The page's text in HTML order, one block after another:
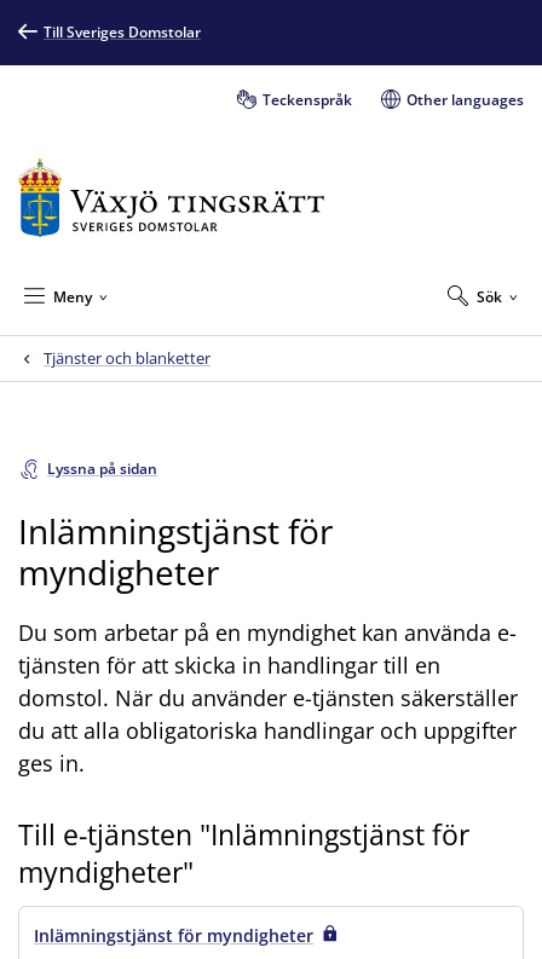
Till Sveriges Domstolar
Teckenspråk Other languages
Sök
Meny
Tjänster och blanketter
Lyssna på sidan
Inlämningstjänst för
myndigheter
Du som arbetar på en myndighet kan använda e-
tjänsten för att skicka in handlingar till en
domstol. När du använder e-tjänsten säkerställer
du att alla obligatoriska handlingar och uppgifter
ges in.
Till e-tjänsten "Inlämningstjänst för
myndigheter"
Inlämningstjänst för myndigheter